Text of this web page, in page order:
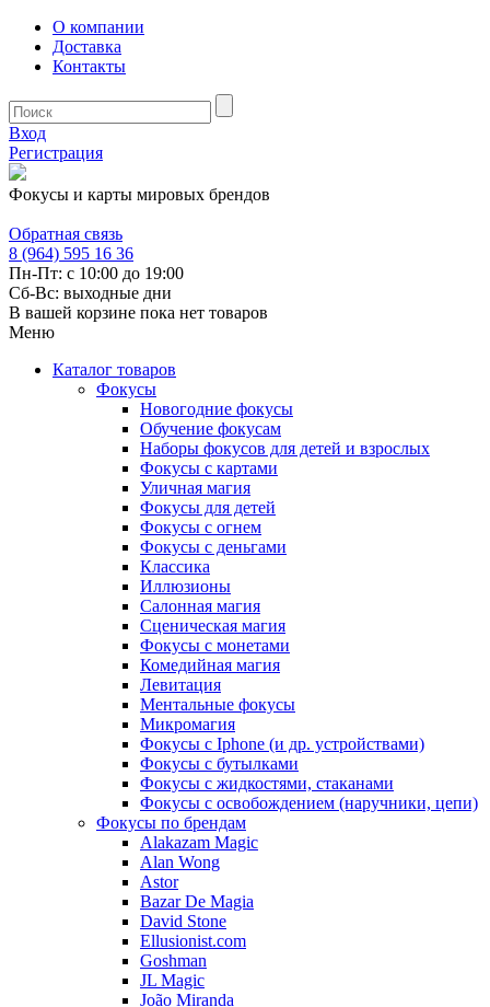
О компании
Доставка
Контакты
Вход
Регистрация
Фокусы и карты мировых брендов
Обратная связь
8 (964) 595 16 36
Пн-Пт: с 10:00 до 19:00
Сб-Вс: выходные дни
В вашей корзине пока нет товаров
Меню
Каталог товаров
Фокусы
Новогодние фокусы
Обучение фокусам
Наборы фокусов для детей и взрослых
Фокусы с картами
Уличная магия
Фокусы для детей
Фокусы с огнем
Фокусы с деньгами
Классика
Иллюзионы
Салонная магия
Сценическая магия
Фокусы с монетами
Комедийная магия
Левитация
Ментальные фокусы
Микромагия
Фокусы с Iphone (и др. устройствами)
Фокусы с бутылками
Фокусы с жидкостями, стаканами
Фокусы с освобождением (наручники, цепи)
Фокусы по брендам
Alakazam Magic
Alan Wong
Astor
Bazar De Magia
David Stone
Ellusionist.com
Goshman
JL Magic
João Miranda